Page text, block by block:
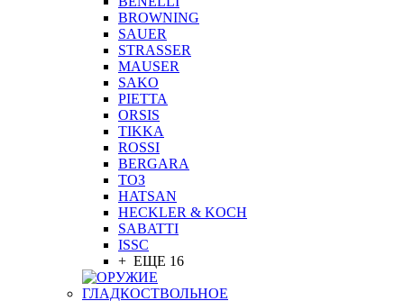
BROWNING
SAUER
STRASSER
MAUSER
SAKO
PIETTA
ORSIS
TIKKA
ROSSI
BERGARA
ТОЗ
HATSAN
HECKLER & KOCH
SABATTI
ISSC
+ ЕЩЕ 16